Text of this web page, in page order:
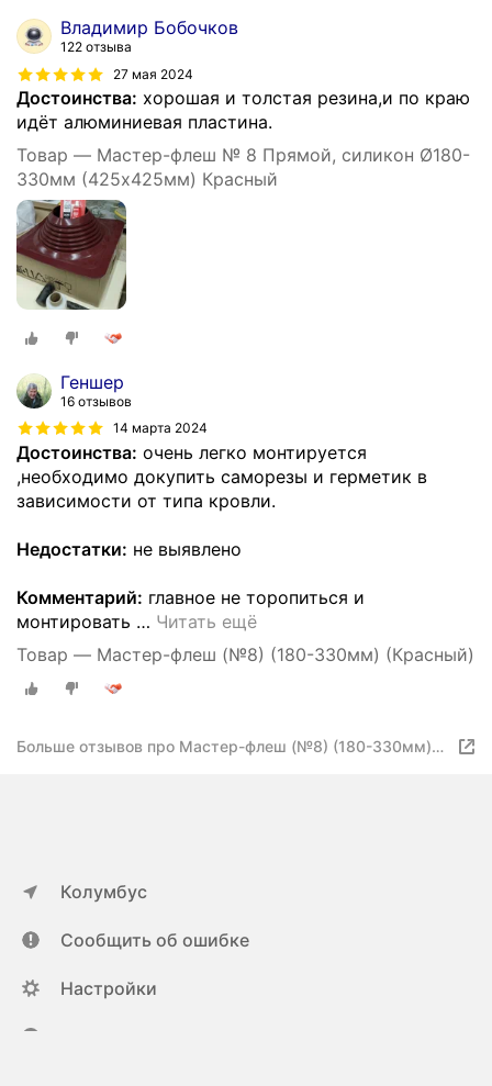
Владимир Бобочков
122 отзыва
27 мая 2024
Достоинства: хорошая и толстая резина,и по краю
идёт алюминиевая пластина.
Товар — Мастер-флеш № 8 Прямой, силикон Ø180-
330мм (425х425мм) Красный
Геншер
16 отзывов
14 марта 2024
Достоинства: очень легко монтируется
,необходимо докупить саморезы и герметик в
зависимости от типа кровли.
Недостатки: не выявлено
Комментарий: главное не торопиться и
монтировать … Читать ещё
Товар — Мастер-флеш (№8) (180-330мм) (Красный)
Больше отзывов про Мастер-флеш (№8) (180-330мм)
Колумбус
Сообщить об ошибке
Настройки